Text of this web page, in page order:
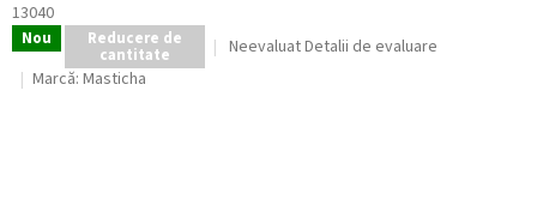
13040
Nou Reducere de
cantitate
Evaluarea
NeevaluatDetalii de evaluare
Marcă: Masticha